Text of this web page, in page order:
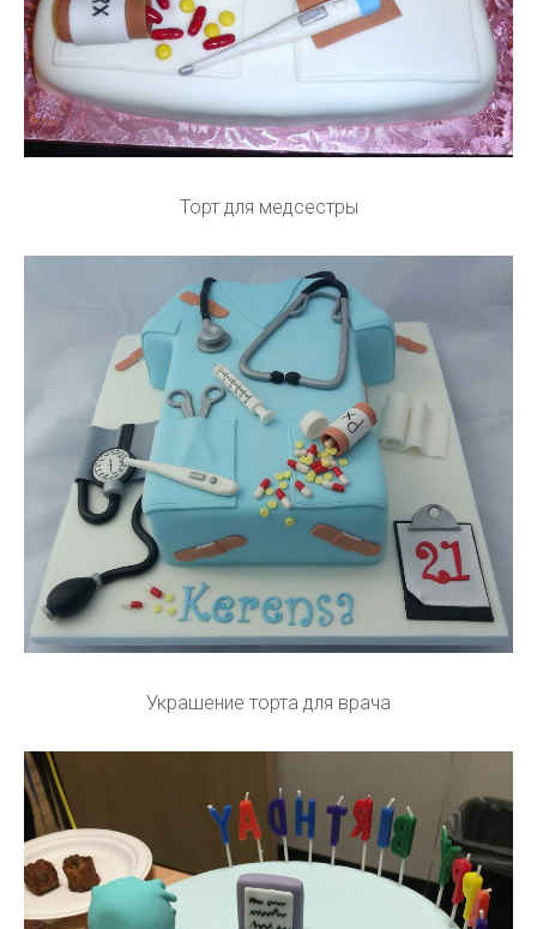
Торт для медсестры
Украшение торта для врача